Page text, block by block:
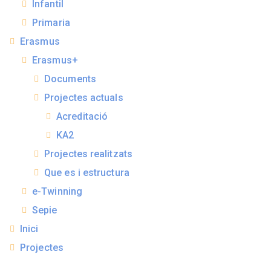
Infantil
Primaria
Erasmus
Erasmus+
Documents
Projectes actuals
Acreditació
KA2
Projectes realitzats
Que es i estructura
e-Twinning
Sepie
Inici
Projectes